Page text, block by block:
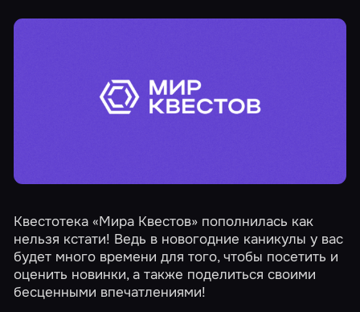
Квестотека «Мира Квестов» пополнилась как
нельзя кстати! Ведь в новогодние каникулы у вас
будет много времени для того, чтобы посетить и
оценить новинки, а также поделиться своими
бесценными впечатлениями!